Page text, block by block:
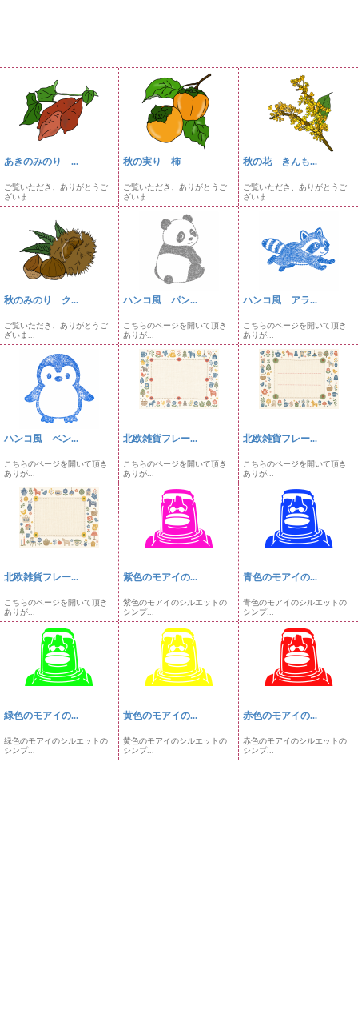
あきのみのり ...
ご覧いただき、ありがとうご
ざいま...
秋の実り 柿
ご覧いただき、ありがとうご
ざいま...
秋の花 きんも...
ご覧いただき、ありがとうご
ざいま...
秋のみのり ク...
ご覧いただき、ありがとうご
ざいま...
ハンコ風 パン...
こちらのページを開いて頂き
ありが...
ハンコ風 アラ...
こちらのページを開いて頂き
ありが...
ハンコ風 ペン...
こちらのページを開いて頂き
ありが...
北欧雑貨フレー...
こちらのページを開いて頂き
ありが...
北欧雑貨フレー...
こちらのページを開いて頂き
ありが...
北欧雑貨フレー...
こちらのページを開いて頂き
ありが...
紫色のモアイの...
紫色のモアイのシルエットの
シンプ...
青色のモアイの...
青色のモアイのシルエットの
シンプ...
緑色のモアイの...
緑色のモアイのシルエットの
シンプ...
黄色のモアイの...
黄色のモアイのシルエットの
シンプ...
赤色のモアイの...
赤色のモアイのシルエットの
シンプ...